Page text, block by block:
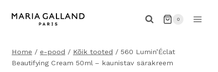
0
Home / e-pood / Kõik tooted / 560 Lumin’Éclat
Beautifying Cream 50ml – kaunistav särakreem